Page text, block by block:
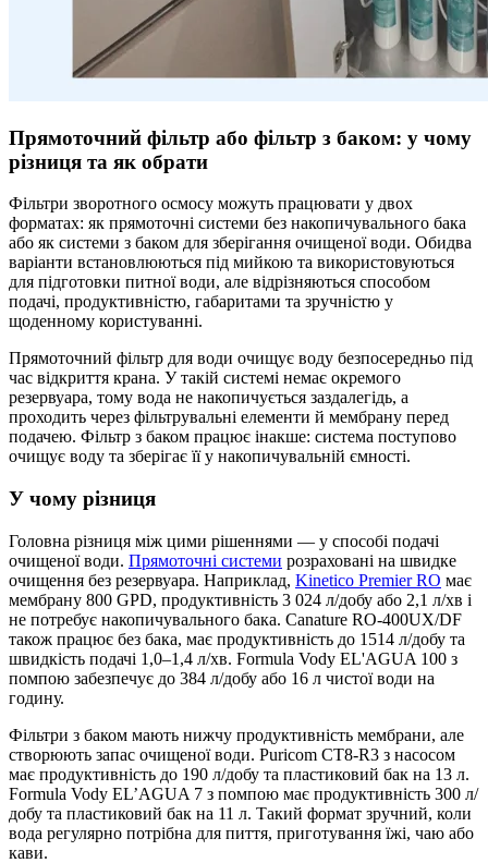
Прямоточний фільтр або фільтр з баком: у чому
різниця та як обрати
Фільтри зворотного осмосу можуть працювати у двох
форматах: як прямоточні системи без накопичувального бака
або як системи з баком для зберігання очищеної води. Обидва
варіанти встановлюються під мийкою та використовуються
для підготовки питної води, але відрізняються способом
подачі, продуктивністю, габаритами та зручністю у
щоденному користуванні.
Прямоточний фільтр для води очищує воду безпосередньо під
час відкриття крана. У такій системі немає окремого
резервуара, тому вода не накопичується заздалегідь, а
проходить через фільтрувальні елементи й мембрану перед
подачею. Фільтр з баком працює інакше: система поступово
очищує воду та зберігає її у накопичувальній ємності.
У чому різниця
Головна різниця між цими рішеннями — у способі подачі
очищеної води. Прямоточні системи розраховані на швидке
очищення без резервуара. Наприклад, Kinetico Premier RO має
мембрану 800 GPD, продуктивність 3 024 л/добу або 2,1 л/хв і
не потребує накопичувального бака. Canature RO-400UX/DF
також працює без бака, має продуктивність до 1514 л/добу та
швидкість подачі 1,0–1,4 л/хв. Formula Vody EL'AGUA 100 з
помпою забезпечує до 384 л/добу або 16 л чистої води на
годину.
Фільтри з баком мають нижчу продуктивність мембрани, але
створюють запас очищеної води. Puricom CT8-R3 з насосом
має продуктивність до 190 л/добу та пластиковий бак на 13 л.
Formula Vody EL’AGUA 7 з помпою має продуктивність 300 л/
добу та пластиковий бак на 11 л. Такий формат зручний, коли
вода регулярно потрібна для пиття, приготування їжі, чаю або
кави.